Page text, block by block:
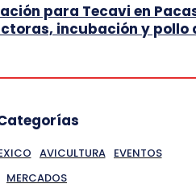
para Tecavi en
incubación y pollo
AVICULTURA
EVENTOS
MERCADOS